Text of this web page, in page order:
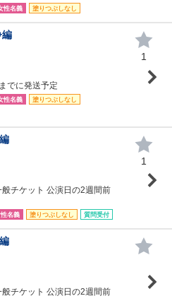
性名義 塗りつぶしなし
編
でに発送予定
性名義
塗りつぶしなし
1
チケット 公演日の2週間前
名義 塗りつぶしなし 質問受付
1
チケット 公演日の2週間前